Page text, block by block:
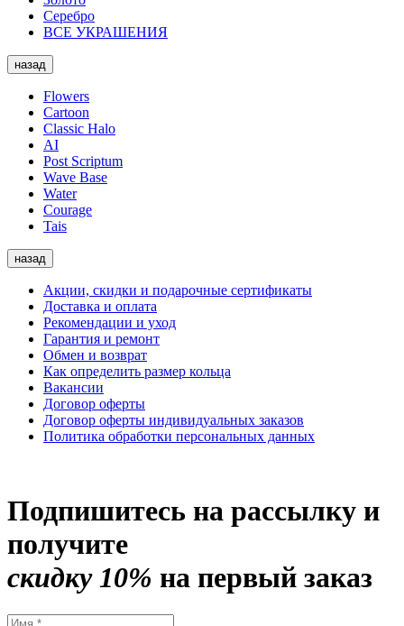
Серебро
ВСЕ УКРАШЕНИЯ
назад
Flowers
Cartoon
Classic Halo
AI
Post Scriptum
Wave Base
Water
Courage
Tais
назад
Акции, скидки и подарочные сертификаты
Доставка и оплата
Рекомендации и уход
Гарантия и ремонт
Обмен и возврат
Как определить размер кольца
Вакансии
Договор оферты
Договор оферты индивидуальных заказов
Политика обработки персональных данных
Подпишитесь на рассылку и
получите
скидку 10% на первый заказ